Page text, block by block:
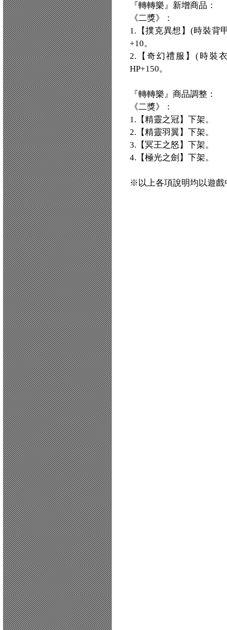
『轉轉樂』新增商品：
《二獎》：
1.【撲克異想】(時裝背
+10。
2.【奇幻禮服】(時裝
HP+150。
『轉轉樂』商品調整：
《二獎》：
1.【精靈之冠】下架。
2.【精靈羽翼】下架。
3.【冥王之怒】下架。
4.【極光之劍】下架。
※以上各項說明均以遊戲